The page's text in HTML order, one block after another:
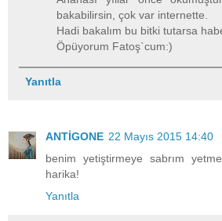
bakabilirsin, çok var internette.
Hadi bakalım bu bitki tutarsa
Öpüyorum Fatoş`cum:)
Yanıtla
ANTİGONE 22 Mayıs 2015 14:40
benim yetiştirmeye sabrım
harika!
Yanıtla